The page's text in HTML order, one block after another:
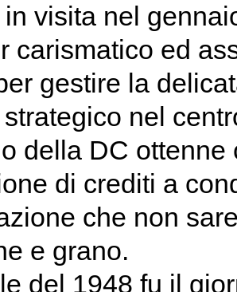
visita nel
carismatico ed
gestire la
nel
della DC
di crediti a
che non
e grano.
del 1948 fu il